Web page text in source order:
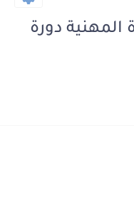
المهنية دورة